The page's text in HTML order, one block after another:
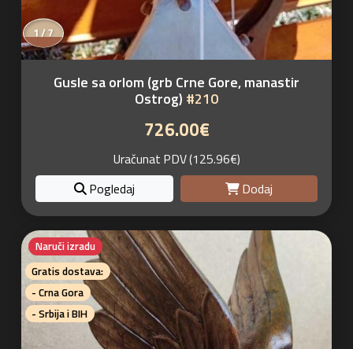
1 / 7
Gusle sa orlom (grb Crne Gore, manastir
Ostrog) #210
726.00€
Uračunat PDV (125.96€)
Pogledaj
Dodaj
Naruči izradu
Gratis dostava:
- Crna Gora
- Srbija i BIH